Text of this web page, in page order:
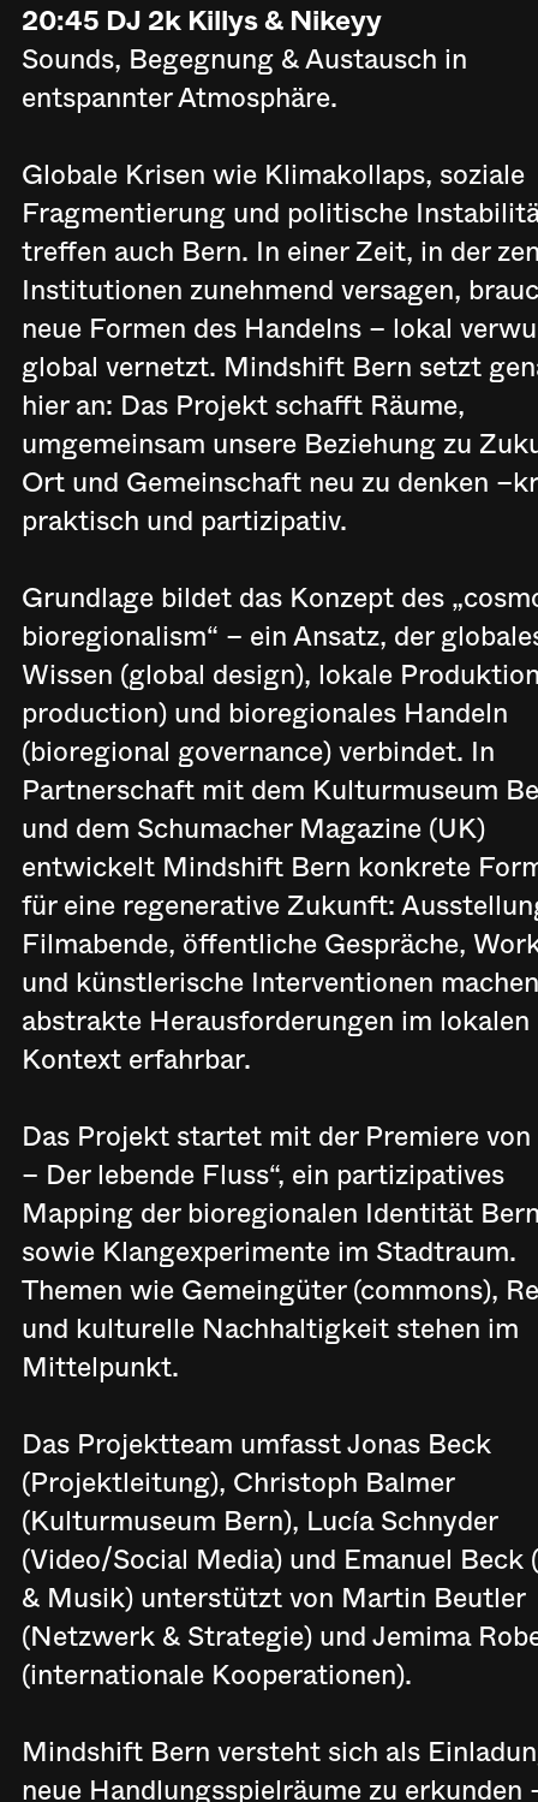
20:45 DJ 2k Killys & Nikeyy
Sounds, Begegnung & Austausch in
entspannter Atmosphäre.
Globale Krisen wie Klimakollaps, soziale
Fragmentierung und politische
treffen auch Bern. In einer Zeit, in der
Institutionen zunehmend versagen,
neue Formen des Handelns – lokal
global vernetzt. Mindshift Bern setzt
hier an: Das Projekt schafft Räume,
umgemeinsam unsere Beziehung zu
Ort und Gemeinschaft neu zu denken
praktisch und partizipativ.
Grundlage bildet das Konzept des
bioregionalism“ – ein Ansatz, der
Wissen (global design), lokale
production) und bioregionales Handeln
(bioregional governance) verbindet. In
Partnerschaft mit dem Kulturmuseum
und dem Schumacher Magazine (UK)
entwickelt Mindshift Bern konkrete
für eine regenerative Zukunft:
Filmabende, öffentliche Gespräche,
und künstlerische Interventionen
abstrakte Herausforderungen im lokalen
Kontext erfahrbar.
Das Projekt startet mit der Premiere von
– Der lebende Fluss“, ein partizipatives
Mapping der bioregionalen Identität
sowie Klangexperimente im Stadtraum.
Themen wie Gemeingüter (commons),
und kulturelle Nachhaltigkeit stehen im
Mittelpunkt.
Das Projektteam umfasst Jonas Beck
(Projektleitung), Christoph Balmer
(Kulturmuseum Bern), Lucía Schnyder
(Video/Social Media) und Emanuel Beck
& Musik) unterstützt von Martin Beutler
(Netzwerk & Strategie) und Jemima
(internationale Kooperationen).
Mindshift Bern versteht sich als
neue Handlungsspielräume zu erkunden